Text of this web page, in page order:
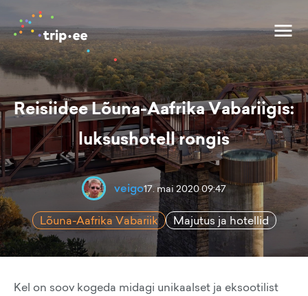
Reisiidee Lõuna-Aafrika Vabariigis:
luksushotell rongis
veigo17. mai 2020 09:47
Lõuna-Aafrika Vabariik Majutus ja hotellid
Kel on soov kogeda midagi unikaalset ja eksootilist